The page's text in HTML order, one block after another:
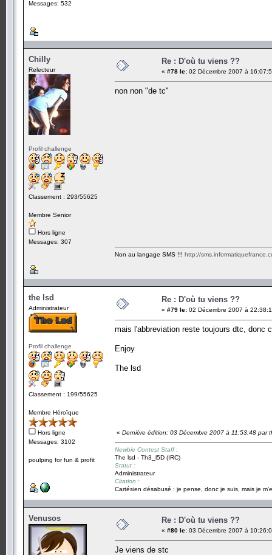
Messages: 532
Chilly
Relecteur
Profil challenge
Classement : 293/55625
Membre Senior
Hors ligne
Messages: 307
Re : D'où tu viens ??
« #78 le: 02 Décembre 2007 à
non non "de tc"
Non au langage SMS !!! http://
the lsd
Administrateur
Profil challenge
Classement : 199/55625
Membre Héroïque
Hors ligne
Messages: 3102
poulping for fun & profit
Re : D'où tu viens ??
« #79 le: 02 Décembre 2007 à
mais l'abbreviation reste toujours dtc, donc
Enjoy
The lsd
« Dernière édition: 03 Décembre 2007 à 11:53:48 par
Newbie Contest Staff :
The lsd - Th3_l5D (IRC)
Statut :
Administrateur
Citation :
Cartésien désabusé : je pense, donc je suis, mais je
Venusos Re : D'où tu viens ??
« #80 le: 03 Décembre 2007 à
Je viens de stc